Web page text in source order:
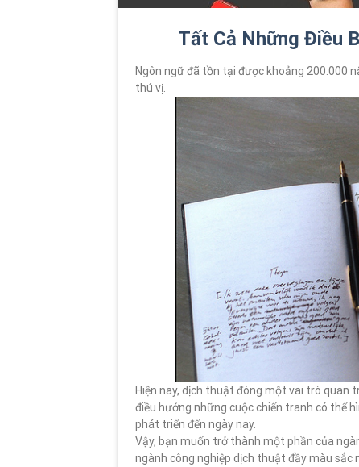
Tất Cả Những Điều
Ngôn ngữ đã tồn tại được khoảng 200.000
thú vị.
Hiện nay, dịch thuật đóng một vai trò
điều hướng những cuộc chiến tranh có thể
phát triển đến ngày nay.
Vậy, bạn muốn trở thành một phần của
ngành công nghiệp dịch thuật đầy màu sắc